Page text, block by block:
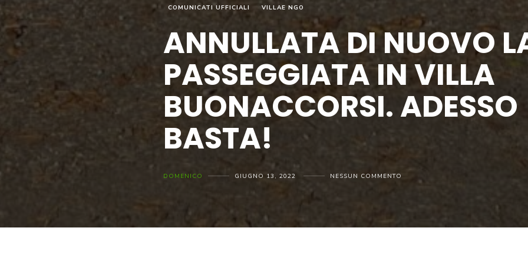
COMUNICATI UFFICIALI VILLAE NGO
ANNULLATA DI NUOVO
PASSEGGIATA IN VILLA
BUONACCORSI. ADESSO
BASTA!
DOMENICO GIUGNO 13, 2022 NESSUN COMMENTO